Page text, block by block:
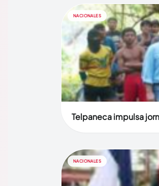
NACIONALES
Telpaneca impulsa
NACIONALES